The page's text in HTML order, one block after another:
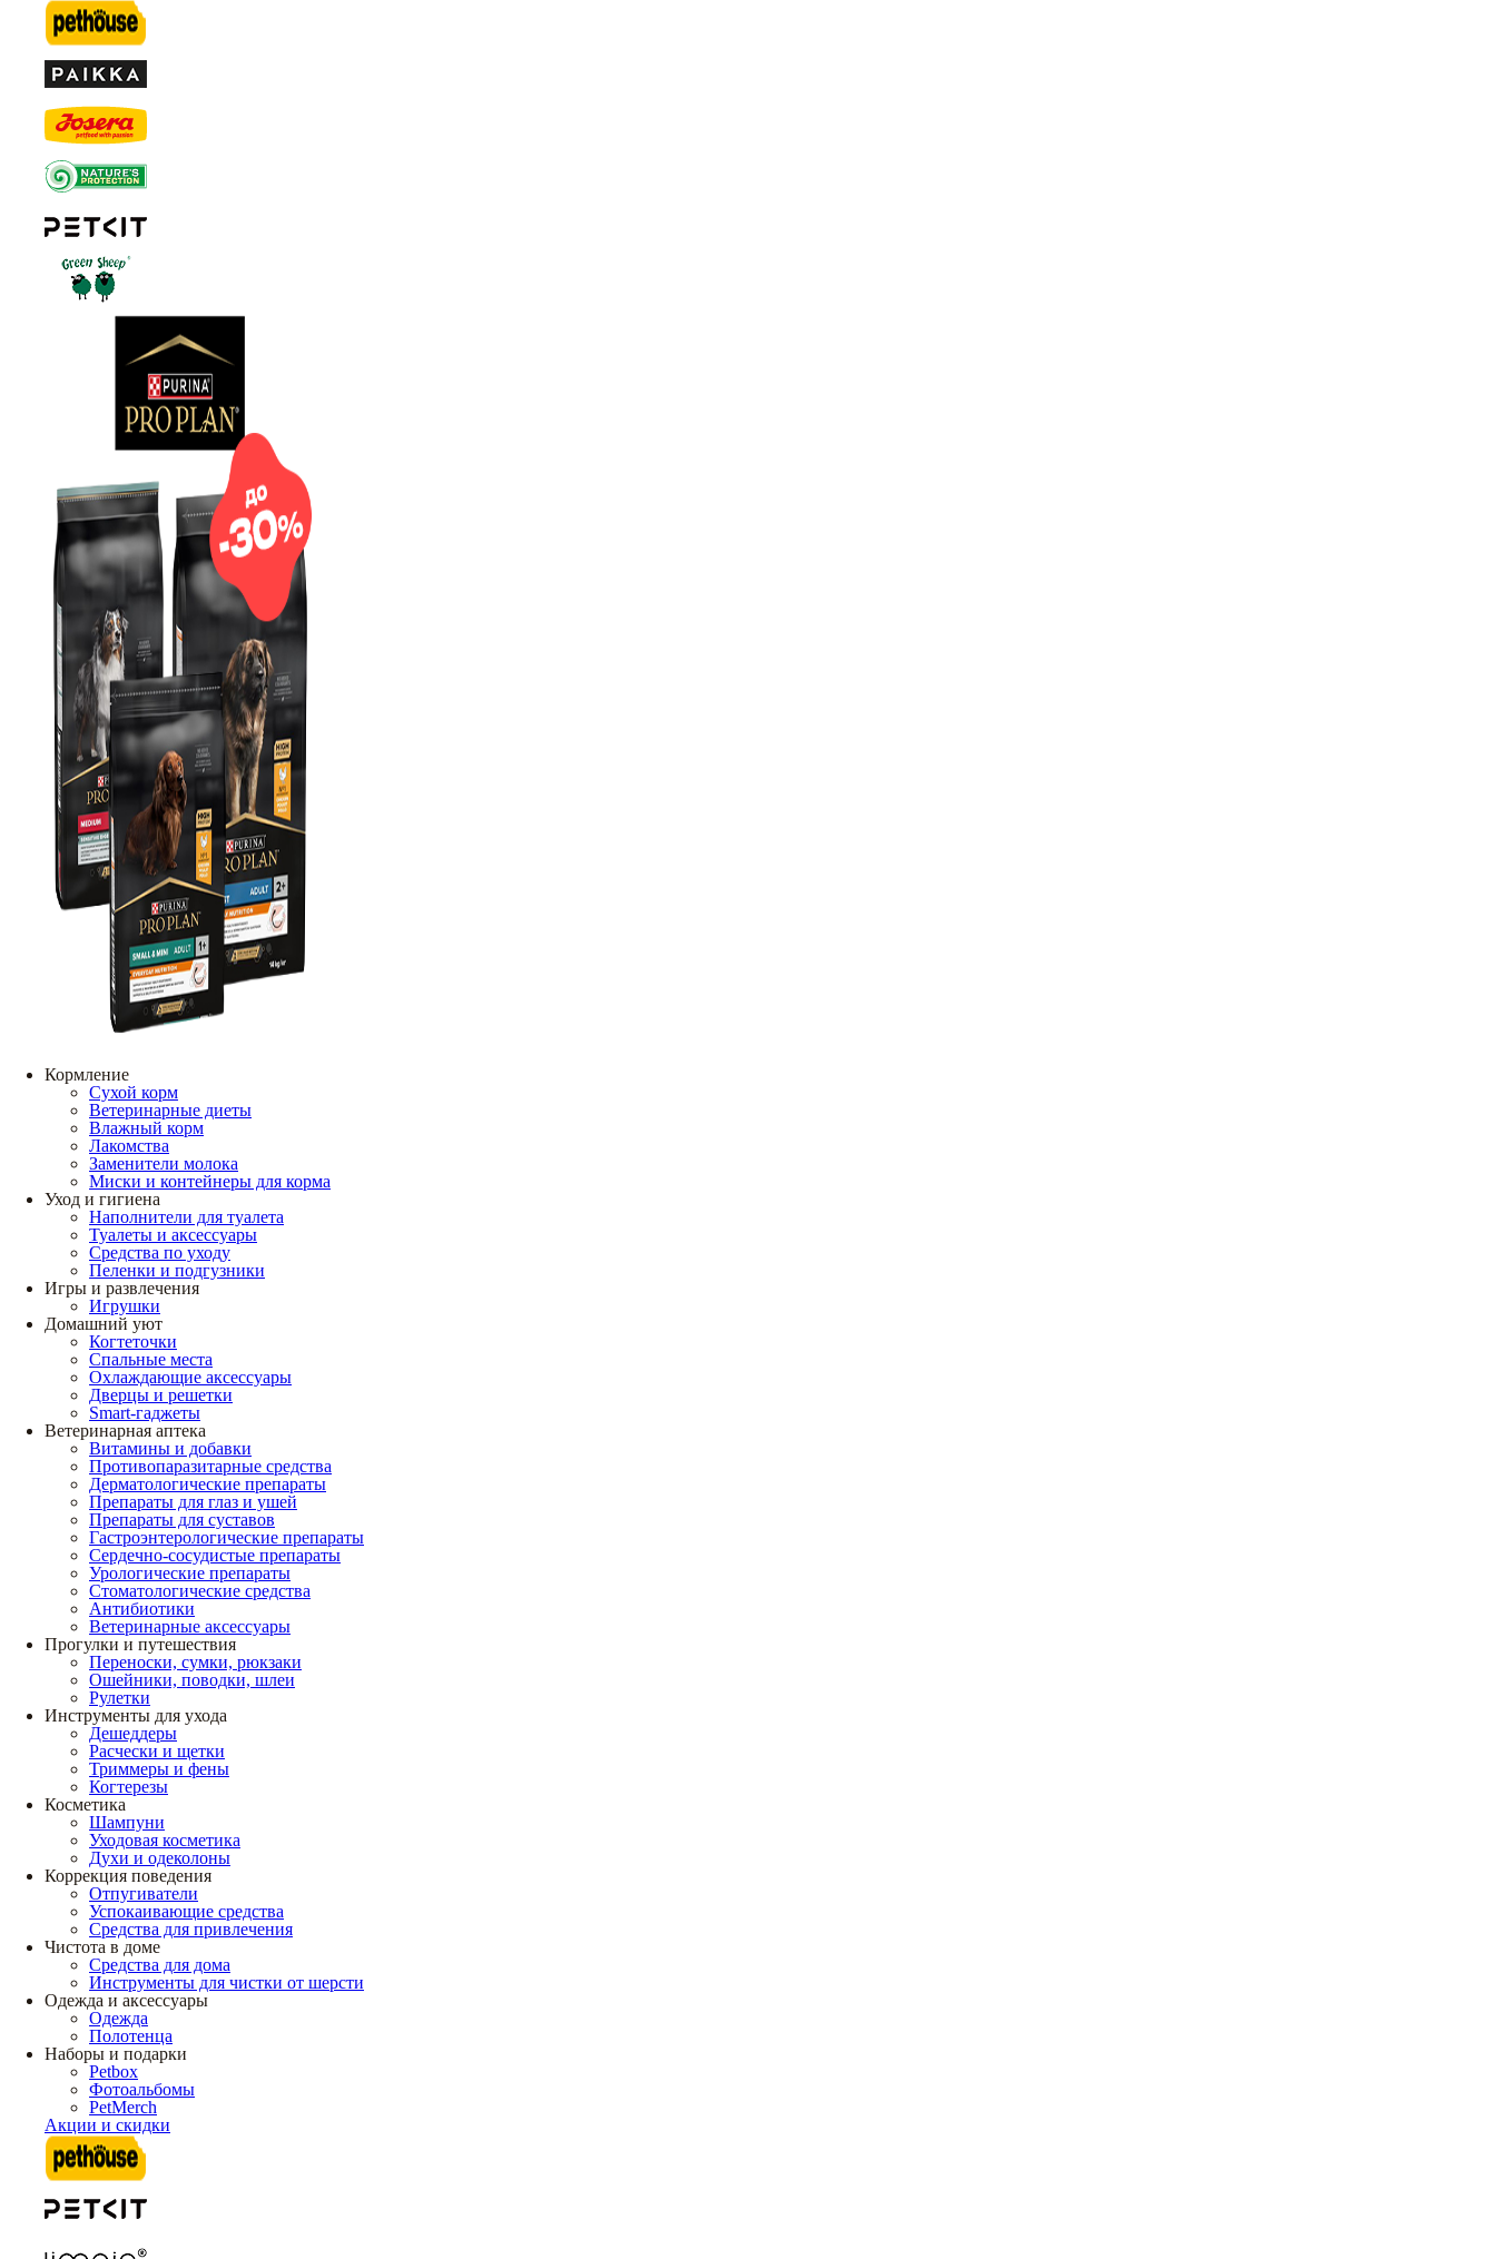
Кормление
Сухой корм
Ветеринарные диеты
Влажный корм
Лакомства
Заменители молока
Миски и контейнеры для корма
Уход и гигиена
Наполнители для туалета
Туалеты и аксессуары
Средства по уходу
Пеленки и подгузники
Игры и развлечения
Игрушки
Домашний уют
Когтеточки
Спальные места
Охлаждающие аксессуары
Дверцы и решетки
Smart-гаджеты
Ветеринарная аптека
Витамины и добавки
Противопаразитарные средства
Дерматологические препараты
Препараты для глаз и ушей
Препараты для суставов
Гастроэнтерологические препараты
Сердечно-сосудистые препараты
Урологические препараты
Стоматологические средства
Антибиотики
Ветеринарные аксессуары
Прогулки и путешествия
Переноски, сумки, рюкзаки
Ошейники, поводки, шлеи
Рулетки
Инструменты для ухода
Дешеддеры
Расчески и щетки
Триммеры и фены
Когтерезы
Косметика
Шампуни
Уходовая косметика
Духи и одеколоны
Коррекция поведения
Отпугиватели
Успокаивающие средства
Средства для привлечения
Чистота в доме
Средства для дома
Инструменты для чистки от шерсти
Одежда и аксессуары
Одежда
Полотенца
Наборы и подарки
Petbox
Фотоальбомы
PetMerch
Акции и скидки